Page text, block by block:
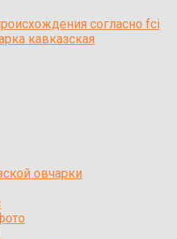
согласно fci
кавказская
овчарки